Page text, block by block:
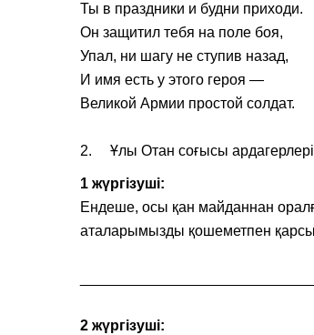
Ты в праздники и будни приходи.
Он защитил тебя на поле боя,
Упал, ни шагу не ступив назад,
И имя есть у этого героя —
Великой Армии простой солдат.
2. Ұлы Отан соғысы
1 жүргізуші:
Ендеше, осы қан майданнан
аталарымызды қошеметпен
2 жүргізуші: